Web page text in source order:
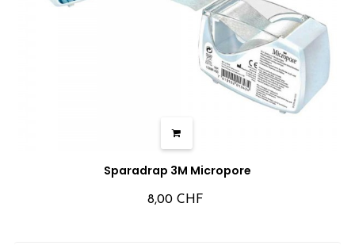
Sparadrap 3M Micropore
8,00 CHF